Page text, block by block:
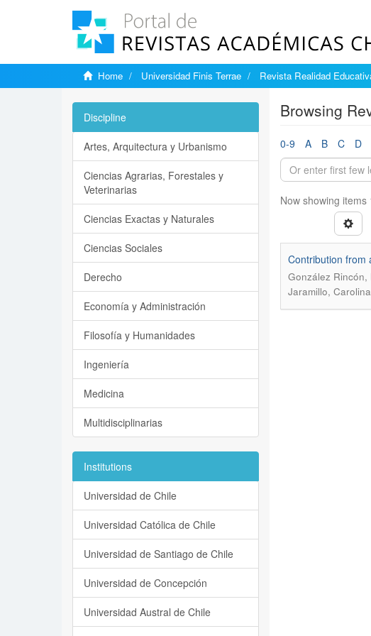
Home Universidad Finis Terrae Revista Realidad
Browsing
0-9 A B C D
Now showing items
Contribution from
González
Jaramillo, Carolina
Discipline
Artes, Arquitectura y Urbanismo
Ciencias Agrarias, Forestales y
Veterinarias
Ciencias Exactas y Naturales
Ciencias Sociales
Derecho
Economía y Administración
Filosofía y Humanidades
Ingeniería
Medicina
Multidisciplinarias
Institutions
Universidad de Chile
Universidad Católica de Chile
Universidad de Santiago de Chile
Universidad de Concepción
Universidad Austral de Chile